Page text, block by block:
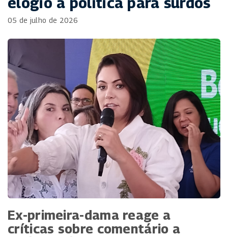
05 de julho de 2026
Ex-primeira-dama reage a
críticas sobre comentário a